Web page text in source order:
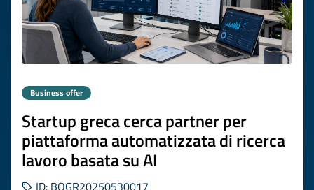
Business offer
Startup greca cerca partner per
piattaforma automatizzata di ricerca
lavoro basata su AI
ID: BOGR20250530017